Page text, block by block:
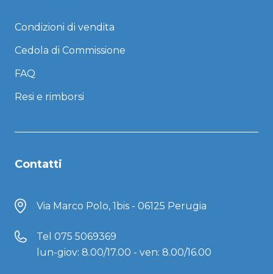
Condizioni di vendita
Cedola di Commissione
FAQ
Resi e rimborsi
Contatti
Via Marco Polo, 1bis - 06125 Perugia
Tel 075 5069369
lun-giov: 8.00/17.00 - ven: 8.00/16.00